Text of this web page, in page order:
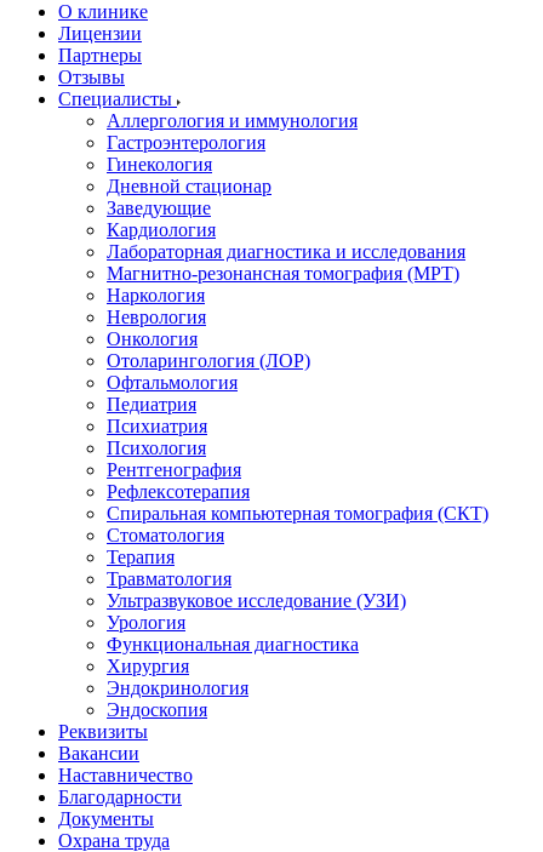
О клинике
Лицензии
Партнеры
Отзывы
Специалисты
Аллергология и иммунология
Гастроэнтерология
Гинекология
Дневной стационар
Заведующие
Кардиология
Лабораторная диагностика и исследования
Магнитно-резонансная томография (МРТ)
Наркология
Неврология
Онкология
Отоларингология (ЛОР)
Офтальмология
Педиатрия
Психиатрия
Психология
Рентгенография
Рефлексотерапия
Спиральная компьютерная томография (СКТ)
Стоматология
Терапия
Травматология
Ультразвуковое исследование (УЗИ)
Урология
Функциональная диагностика
Хирургия
Эндокринология
Эндоскопия
Реквизиты
Вакансии
Наставничество
Благодарности
Документы
Охрана труда